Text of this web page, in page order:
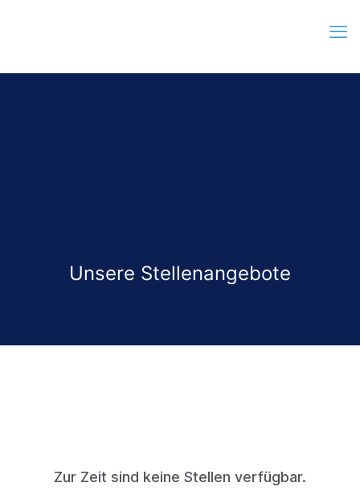
Unsere Stellenangebote
Zur Zeit sind keine Stellen verfügbar.